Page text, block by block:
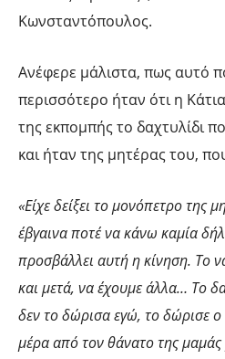
Κωνσταντόπουλος.
Ανέφερε μάλιστα, πως αυτό
περισσότερο ήταν ότι η
της εκπομπής το δαχτυλίδι
και ήταν της μητέρας του,
«Είχε δείξει το μονόπετρο της
έβγαινα ποτέ να κάνω καμία
προσβάλλει αυτή η κίνηση. Το
και μετά, να έχουμε άλλα… Το
δεν το δώρισα εγώ, το δώρισε
μέρα από τον θάνατο της